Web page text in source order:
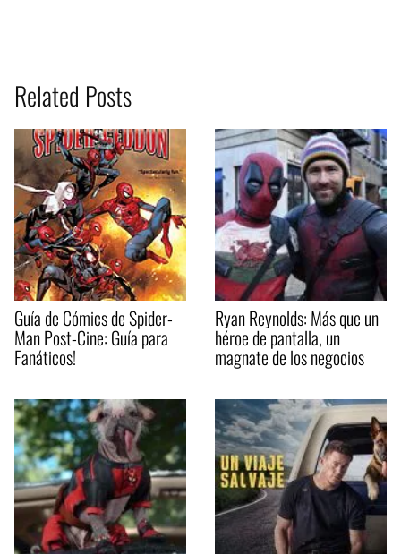
Related Posts
Guía de Cómics de Spider-
Man Post-Cine: Guía para
Fanáticos!
Ryan Reynolds: Más que un
héroe de pantalla, un
magnate de los negocios